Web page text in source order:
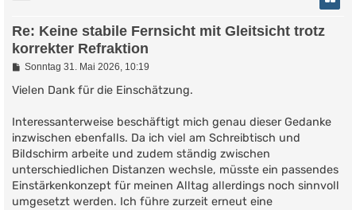
Re: Keine stabile Fernsicht mit Gleitsicht trotz
korrekter Refraktion
B
i
a
g
Sonntag 31. Mai 2026, 10:19
Vielen Dank für die Einschätzung.
Interessanterweise beschäftigt mich genau dieser Gedanke
inzwischen ebenfalls. Da ich viel am Schreibtisch und
Bildschirm arbeite und zudem ständig zwischen
unterschiedlichen Distanzen wechsle, müsste ein passendes
Einstärkenkonzept für meinen Alltag allerdings noch sinnvoll
umgesetzt werden. Ich führe zurzeit erneut eine